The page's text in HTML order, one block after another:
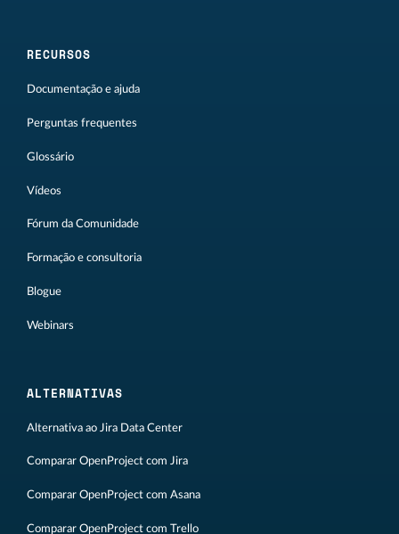
RECURSOS
Documentação e ajuda
Perguntas frequentes
Glossário
Vídeos
Fórum da Comunidade
Formação e consultoria
Blogue
Webinars
ALTERNATIVAS
Alternativa ao Jira Data Center
Comparar OpenProject com Jira
Comparar OpenProject com Asana
Comparar OpenProject com Trello